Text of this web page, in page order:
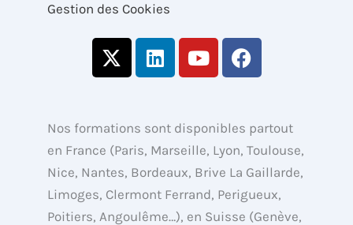
Gestion des Cookies
X
-
i
t
t
e
r
L
i
e
d
i
n
Y
o
u
b
e
F
a
b
o
o
k
Nos formations sont disponibles partout
en France (Paris, Marseille, Lyon, Toulouse,
Nice, Nantes, Bordeaux, Brive La Gaillarde,
Limoges, Clermont Ferrand, Perigueux,
Poitiers, Angoulême…), en Suisse (Genève,